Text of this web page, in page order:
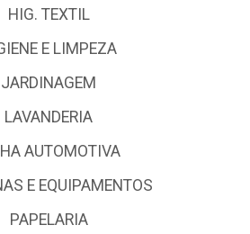
HIG. TEXTIL
E LIMPEZA
JARDINAGEM
LAVANDERIA
AUTOMOTIVA
E EQUIPAMENTOS
PAPELARIA